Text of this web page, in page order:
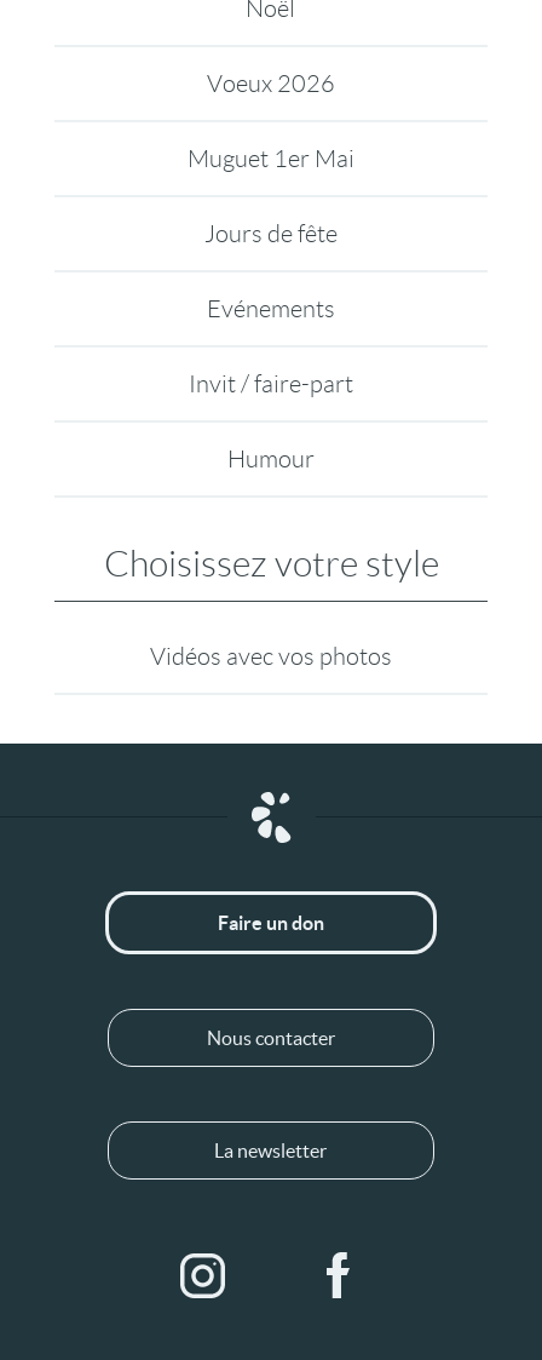
Noël
Voeux 2026
Muguet 1er Mai
Jours de fête
Evénements
Invit / faire-part
Humour
Choisissez votre style
Vidéos avec vos photos
Faire un don
Nous contacter
La newsletter